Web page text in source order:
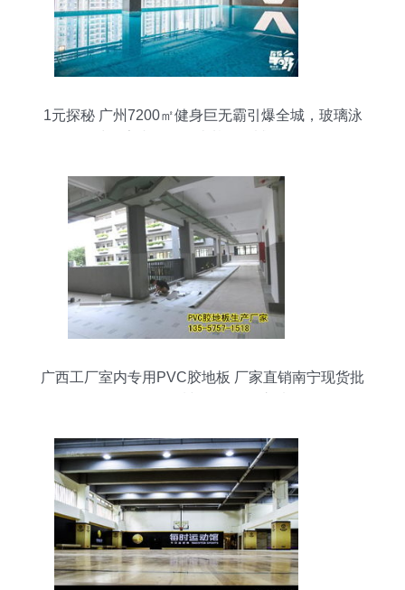
1元探秘 广州7200㎡健身巨无霸引爆全城，玻璃泳
广西工厂室内专用PVC胶地板 厂家直销南宁现货批